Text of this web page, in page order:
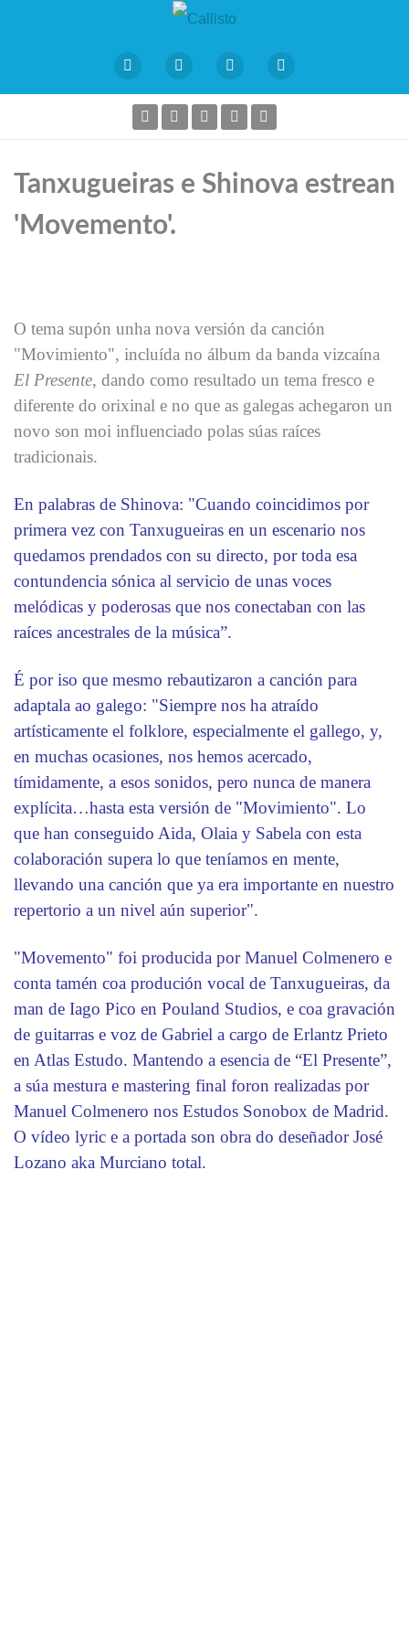
Tanxugueiras e Shinova estrean
'Movemento'.
O tema supón unha nova versión da canción
"Movimiento", incluída no álbum da banda vizcaína
El Presente, dando como resultado un tema fresco e
diferente do orixinal e no que as galegas achegaron un
novo son moi influenciado polas súas raíces
tradicionais.
En palabras de Shinova: "Cuando coincidimos por
primera vez con Tanxugueiras en un escenario nos
quedamos prendados con su directo, por toda esa
contundencia sónica al servicio de unas voces
melódicas y poderosas que nos conectaban con las
raíces ancestrales de la música”.
É por iso que mesmo rebautizaron a canción para
adaptala ao galego: "Siempre nos ha atraído
artísticamente el folklore, especialmente el gallego, y,
en muchas ocasiones, nos hemos acercado,
tímidamente, a esos sonidos, pero nunca de manera
explícita…hasta esta versión de "Movimiento". Lo
que han conseguido Aida, Olaia y Sabela con esta
colaboración supera lo que teníamos en mente,
llevando una canción que ya era importante en nuestro
repertorio a un nivel aún superior".
"Movemento" foi producida por Manuel Colmenero e
conta tamén coa produción vocal de Tanxugueiras, da
man de Iago Pico en Pouland Studios, e coa gravación
de guitarras e voz de Gabriel a cargo de Erlantz Prieto
en Atlas Estudo. Mantendo a esencia de “El Presente”,
a súa mestura e mastering final foron realizadas por
Manuel Colmenero nos Estudos Sonobox de Madrid.
O vídeo lyric e a portada son obra do deseñador José
Lozano aka Murciano total.